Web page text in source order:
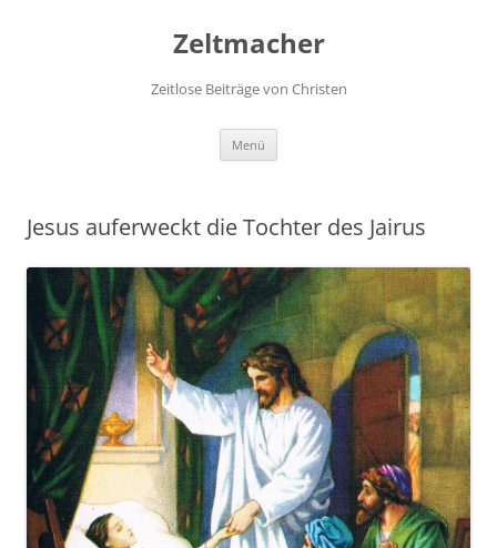
Zeltmacher
Zeitlose Beiträge von Christen
Menü
Jesus auferweckt die Tochter des Jairus